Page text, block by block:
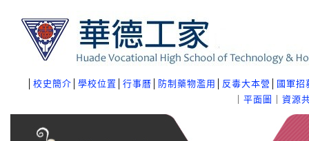
校史簡介 學校位置 行事曆 防制藥物濫用 反毒大本營
國軍招
平面圖 資源